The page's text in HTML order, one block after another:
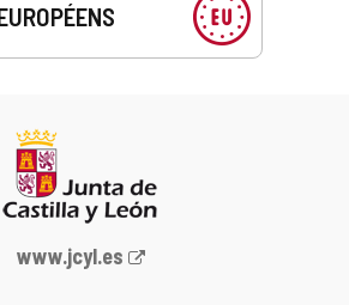
Portail
www.jcyl.es